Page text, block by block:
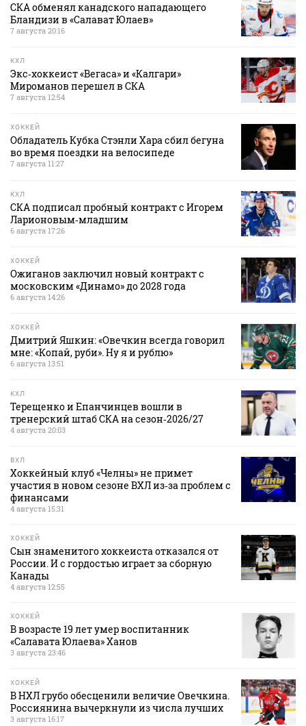
СКА обменял канадского нападающего
Бландизи в «Салават Юлаев»
7 августа 20:16
КХЛ
Экс‑хоккеист «Вегаса» и «Калгари»
Мироманов перешел в СКА
7 августа 12:54
ХОККЕЙ
Обладатель Кубка Стэнли Хара сбил бегуна
во время поездки на велосипеде
7 августа 11:27
КХЛ
СКА подписал пробный контракт с Игорем
Ларионовым‑младшим
6 августа 17:26
ХОККЕЙ
Ожиганов заключил новый контракт с
московским «Динамо» до 2028 года
6 августа 14:26
ХОККЕЙ
Дмитрий Яшкин: «Овечкин всегда говорил
мне: «Копай, руби». Ну я и рублю»
6 августа 13:51
КХЛ
Терещенко и Епанчинцев вошли в
тренерский штаб СКА на сезон‑2026/27
4 августа 20:03
ВХЛ
Хоккейный клуб «Челны» не примет
участия в новом сезоне ВХЛ из‑за проблем с
финансами
4 августа 15:31
ХОККЕЙ
Сын знаменитого хоккеиста отказался от
России. И с гордостью играет за сборную
Канады
4 августа 12:55
ХОККЕЙ
В возрасте 19 лет умер воспитанник
«Салавата Юлаева» Ханов
3 августа 23:46
ХОККЕЙ
В НХЛ грубо обесценили величие Овечкина.
Россиянина вычеркнули из числа лучших
3 августа 16:17